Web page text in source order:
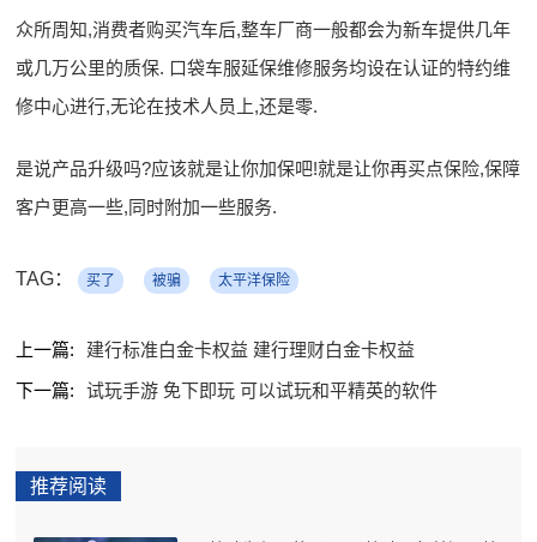
众所周知,消费者购买汽车后,整车厂商一般都会为新车提供几年
或几万公里的质保. 口袋车服延保维修服务均设在认证的特约维
修中心进行,无论在技术人员上,还是零.
是说产品升级吗?应该就是让你加保吧!就是让你再买点保险,保障
客户更高一些,同时附加一些服务.
TAG： 买了 被骗 太平洋保险
上一篇:
建行标准白金卡权益 建行理财白金卡权益
下一篇:
试玩手游 免下即玩 可以试玩和平精英的软件
推荐阅读